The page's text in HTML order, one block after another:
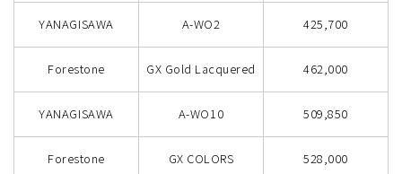
YANAGISAWA A-WO2 425,700
Forestone GX Gold Lacquered 462,000
YANAGISAWA A-WO10 509,850
Forestone GX COLORS 528,000